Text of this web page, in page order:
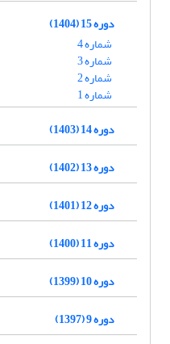
دوره 15 (1404)
شماره 4
شماره 3
شماره 2
شماره 1
دوره 14 (1403)
دوره 13 (1402)
دوره 12 (1401)
دوره 11 (1400)
دوره 10 (1399)
دوره 9 (1397)